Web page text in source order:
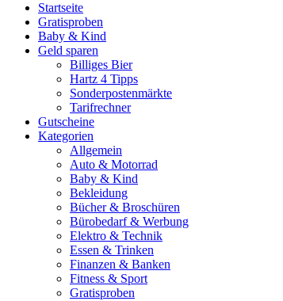
Startseite
Gratisproben
Baby & Kind
Geld sparen
Billiges Bier
Hartz 4 Tipps
Sonderpostenmärkte
Tarifrechner
Gutscheine
Kategorien
Allgemein
Auto & Motorrad
Baby & Kind
Bekleidung
Bücher & Broschüren
Bürobedarf & Werbung
Elektro & Technik
Essen & Trinken
Finanzen & Banken
Fitness & Sport
Gratisproben